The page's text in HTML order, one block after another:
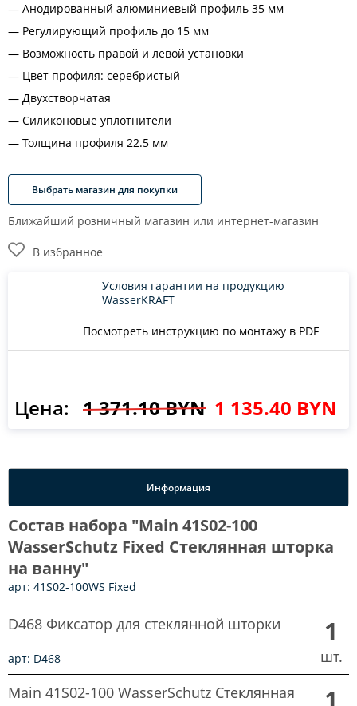
Анодированный алюминиевый профиль 35 мм
Регулирующий профиль до 15 мм
Возможность правой и левой установки
Цвет профиля: серебристый
Двухстворчатая
Силиконовые уплотнители
Толщина профиля 22.5 мм
Выбрать магазин для покупки
Ближайший розничный магазин или интернет-магазин
В избранное
Посмотреть инструкцию по монтажу в PDF
Условия гарантии на продукцию
WasserKRAFT
Цена: 1 371.10 BYN 1 135.40 BYN
Информация
Состав набора "Main 41S02-100
WasserSchutz Fixed Стеклянная шторка
на ванну"
арт: 41S02-100WS Fixed
D468 Фиксатор для стеклянной шторки
арт: D468
1
шт.
Main 41S02-100 WasserSchutz Стеклянная
1